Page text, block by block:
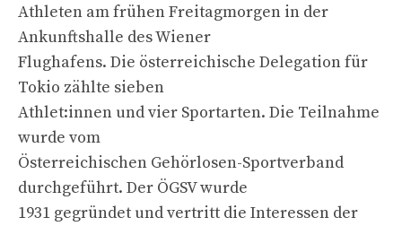
Athleten am frühen Freitagmorgen in der
Ankunftshalle des Wiener
Flughafens. Die österreichische Delegation für
Tokio zählte sieben
Athlet:innen und vier Sportarten. Die Teilnahme
wurde vom
Österreichischen Gehörlosen-Sportverband
durchgeführt. Der ÖGSV wurde
1931 gegründet und vertritt die Interessen der